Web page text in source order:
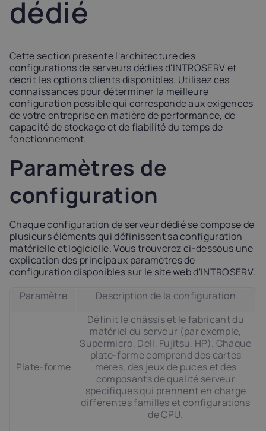
dédié
Cette section présente l'architecture des
configurations de serveurs dédiés d'INTROSERV et
décrit les options clients disponibles. Utilisez ces
connaissances pour déterminer la meilleure
configuration possible qui corresponde aux exigences
de votre entreprise en matière de performance, de
capacité de stockage et de fiabilité du temps de
fonctionnement.
Paramètres de
configuration
Chaque configuration de serveur dédié se compose de
plusieurs éléments qui définissent sa configuration
matérielle et logicielle. Vous trouverez ci-dessous une
explication des principaux paramètres de
configuration disponibles sur le site web d'INTROSERV.
Paramètre
Description de la configuration
Plate-forme
Définit le châssis et le fabricant du
matériel du serveur (par exemple,
Supermicro, Dell, Fujitsu, HP). Chaque
plate-forme comprend des cartes
mères, des jeux de puces et des
composants de qualité serveur
spécifiques qui prennent en charge
différentes familles et configurations
de CPU.
Latvia
21%
Netherlands
21%
Poland
23%
Portugal
23%
Slovakia
20%
Slovenia
22%
Spain
21%
USA
0%